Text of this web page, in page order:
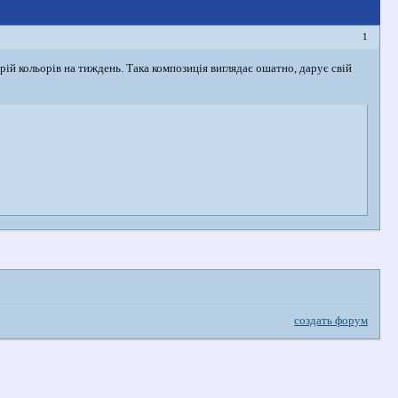
1
кольорів на тиждень. Така композиція виглядає ошатно, дарує свій
создать форум